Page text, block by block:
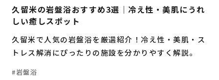
久留米の岩盤浴おすすめ3選｜冷え性・美肌にうれ
しい癒しスポット
久留米で人気の岩盤浴を厳選紹介！冷え性・美肌・ス
トレス解消にぴったりの施設を分かりやすく解説。
岩盤浴